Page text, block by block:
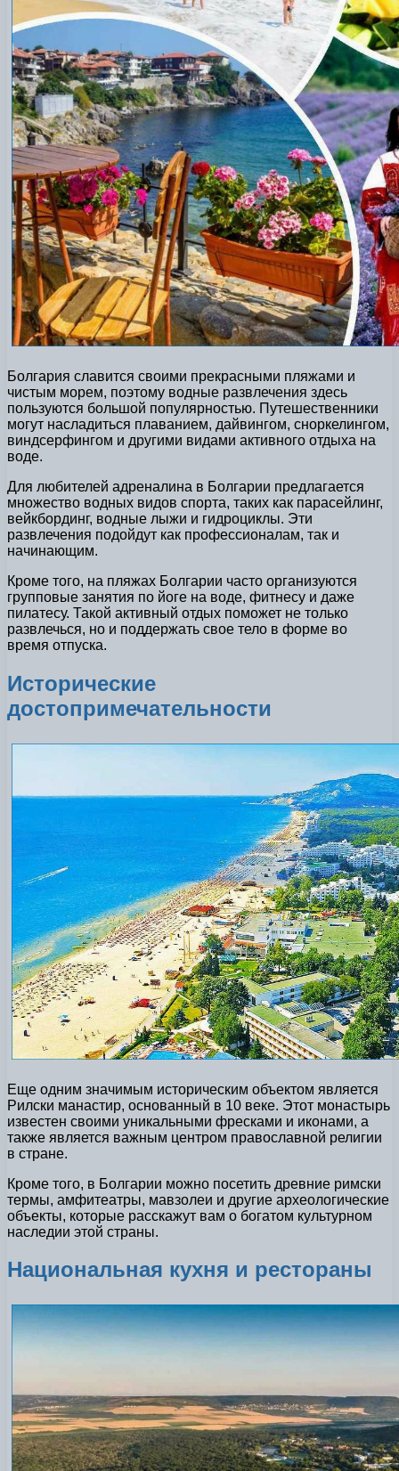
Болгария славится своими прекрасными пляжами и
чистым морем, поэтому водные развлечения здесь
пользуются большой популярностью. Путешественники
могут насладиться плаванием, дайвингом, сноркелингом,
виндсерфингом и другими видами активного отдыха на
воде.
Для любителей адреналина в Болгарии предлагается
множество водных видов спорта, таких как парасейлинг,
вейкбординг, водные лыжи и гидроциклы. Эти
развлечения подойдут как профессионалам, так и
начинающим.
Кроме того, на пляжах Болгарии часто организуются
групповые занятия по йоге на воде, фитнесу и даже
пилатесу. Такой активный отдых поможет не только
развлечься, но и поддержать свое тело в форме во
время отпуска.
Исторические
достопримечательности
Еще одним значимым историческим объектом является
Рилски манастир, основанный в 10 веке. Этот монастырь
известен своими уникальными фресками и иконами, а
также является важным центром православной религии
в стране.
Кроме того, в Болгарии можно посетить древние римски
термы, амфитеатры, мавзолеи и другие археологические
объекты, которые расскажут вам о богатом культурном
наследии этой страны.
Национальная кухня и рестораны